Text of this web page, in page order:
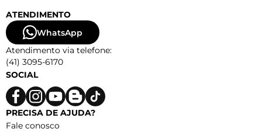
ATENDIMENTO
WhatsApp
Atendimento via telefone:
(41) 3095-6170
SOCIAL
PRECISA DE AJUDA?
Fale conosco